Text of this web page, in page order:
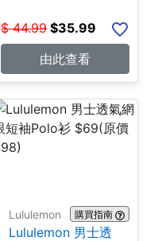
$ 44.99 $35.99
由此查看
Lululemon 購買指南
Lululemon 男士透